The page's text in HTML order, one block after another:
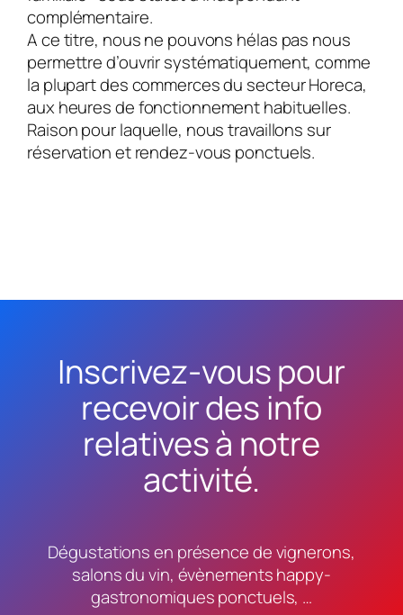
complémentaire.
A ce titre, nous ne pouvons hélas pas nous
permettre d’ouvrir systématiquement, comme
la plupart des commerces du secteur Horeca,
aux heures de fonctionnement habituelles.
Raison pour laquelle, nous travaillons sur
réservation et rendez-vous ponctuels.
Inscrivez-vous pour
recevoir des info
relatives à notre
activité.
Dégustations en présence de vignerons,
salons du vin, évènements happy-
gastronomiques ponctuels, …